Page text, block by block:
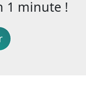
1 minute !